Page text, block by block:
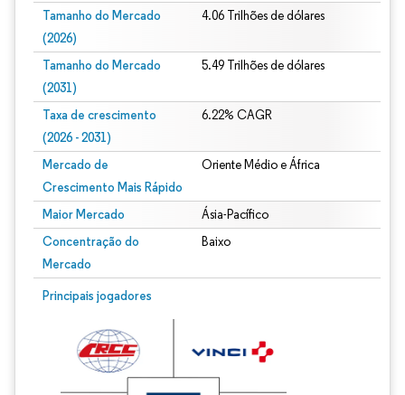
Tamanho do Mercado
(2026)
4.06 Trilhões de dólares
Tamanho do Mercado
(2031)
5.49 Trilhões de dólares
Taxa de crescimento
(2026 - 2031)
6.22% CAGR
Mercado de
Crescimento Mais Rápido
Oriente Médio e África
Maior Mercado Ásia-Pacífico
Concentração do
Mercado
Baixo
Principais jogadores
Imagem © Mordor Intelligence. O reuso requer atribuição conforme CC BY 4.0.